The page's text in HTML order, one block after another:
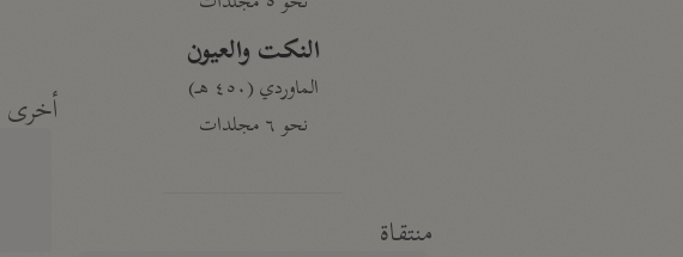
النكت والعيون
الماوردي (٤٥٠ هـ)
نحو ٦ مجلدات
منتقاة
أخرى